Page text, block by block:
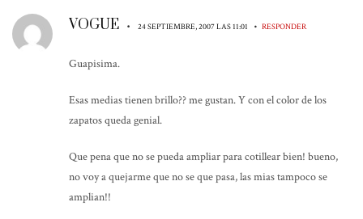
VOGUE • 24 SEPTIEMBRE, 2007 LAS 11:01 • RESPONDER
Guapisima.
Esas medias tienen brillo?? me gustan. Y con el color de los
zapatos queda genial.
Que pena que no se pueda ampliar para cotillear bien! bueno,
no voy a quejarme que no se que pasa, las mias tampoco se
amplian!!